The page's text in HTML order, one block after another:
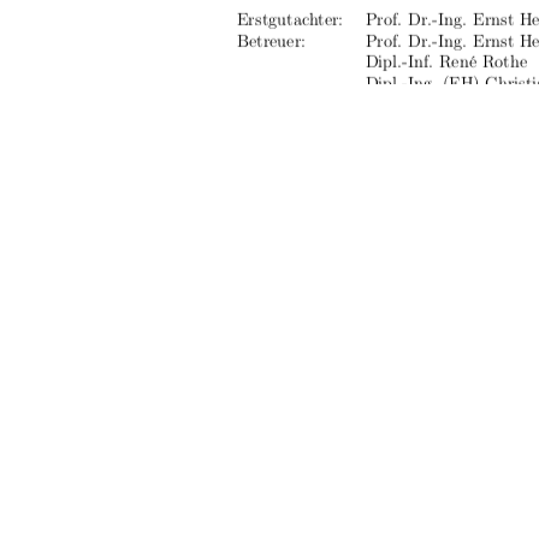
Erstgutachter:   Prof. Dr.-Ing. Ernst
Betreuer:
Prof. Dr.-Ing. Ernst
Dipl.-Inf. René Rothe
Dipl.-Ing. (FH)